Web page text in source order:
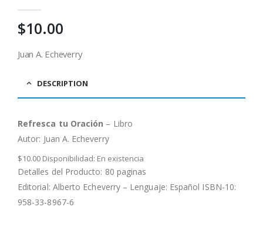
$10.00
Juan A. Echeverry
DESCRIPTION
Refresca tu Oración – Libro
Autor: Juan A. Echeverry
$10.00 Disponibilidad: En existencia
Detalles del Producto: 80 paginas
Editorial: Alberto Echeverry – Lenguaje: Español ISBN-10:
958-33-8967-6